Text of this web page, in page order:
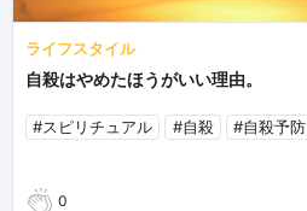
ライフスタイル
自殺はやめたほうがいい理由。
#スピリチュアル #自殺 #自殺予防
0